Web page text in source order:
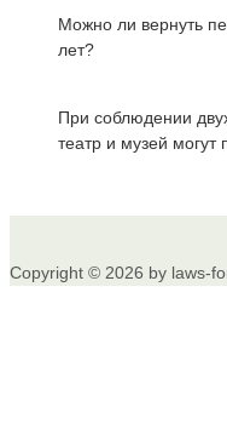
Можно ли вернуть
лет?
При соблюдении
театр и музей
Copyright © 2026 by laws-